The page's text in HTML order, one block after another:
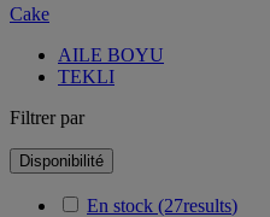
Cake
AILE BOYU
TEKLI
Filtrer par
Disponibilité
En stock (27results)